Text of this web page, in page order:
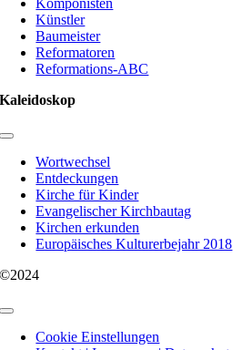
Komponisten
Künstler
Baumeister
Reformatoren
Reformations-ABC
Kaleidoskop
Toggle
NavigationWortwechsel
Entdeckungen
Kirche für Kinder
Evangelischer Kirchbautag
Kirchen erkunden
Europäisches Kulturerbejahr 2018
©2024
Toggle
NavigationCookie Einstellungen